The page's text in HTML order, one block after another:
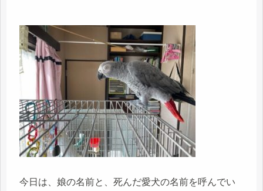
今日は、娘の名前と、死んだ愛犬の名前を呼んでい